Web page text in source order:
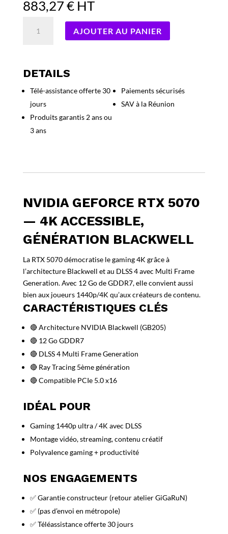
883,27€ HT
PNY
RTX
5070
Triple
Fan
AJOUTER AU PANIER
DETAILS
Télé-assistance offerte 30
jours
Produits garantis 2 ans ou
3 ans
Paiements sécurisés
SAV à la Réunion
NVIDIA GEFORCE RTX 5070
— 4K ACCESSIBLE,
GÉNÉRATION BLACKWELL
La RTX 5070 démocratise le gaming 4K grâce à
l’architecture Blackwell et au DLSS 4 avec Multi Frame
Generation. Avec 12 Go de GDDR7, elle convient aussi
bien aux joueurs 1440p/4K qu’aux créateurs de contenu.
CARACTÉRISTIQUES CLÉS
🔴 Architecture NVIDIA Blackwell (GB205)
🔴 12 Go GDDR7
🔴 DLSS 4 Multi Frame Generation
🔴 Ray Tracing 5ème génération
🔴 Compatible PCIe 5.0 x16
IDÉAL POUR
Gaming 1440p ultra / 4K avec DLSS
Montage vidéo, streaming, contenu créatif
Polyvalence gaming + productivité
NOS ENGAGEMENTS
✅ Garantie constructeur (retour atelier GiGaRuN)
✅ (pas d’envoi en métropole)
✅ Téléassistance offerte 30 jours